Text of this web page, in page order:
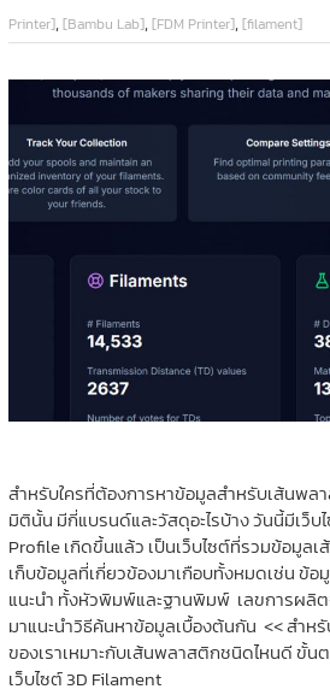
Printer],[Bambu Lab],[FDM Printer],[filament]
สำหรับใครที่ต้องการหาข้อมูลสำหรับเส้นพล
มิตินั้น มีกี่แบรนด์และวัสดุอะไรบ้าง วันนี้มีเว็
Profile เกิดขึ้นแล้ว เป็นเว็บไซต์ที่รวมข้อมูล
เก็บข้อมูลที่เกี่ยวข้องมาเกือบทั้งหมดเช่น ข้
แนะนำ ทั้งหัวพิมพ์และฐานพิมพ์ เลขการผลิต
มาแนะนำวิธีค้นหาข้อมูลเบื้องต้นกัน << สำห
ของเราเหมาะกับเส้นพลาสติกชนิดไหนดี ขั้น
เว็บไซต์ 3D Filament